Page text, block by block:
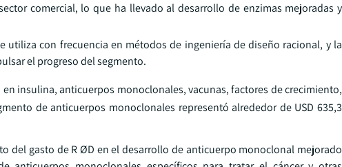
comercial, lo que ha llevado al desarrollo de enzimas mejoradas y
con frecuencia en métodos de ingeniería de diseño racional, y la
el progreso del segmento.
insulina, anticuerpos monoclonales, vacunas, factores de crecimiento,
de anticuerpos monoclonales representó alrededor de USD 635,3
del gasto de R ØD en el desarrollo de anticuerpo monoclonal mejorado